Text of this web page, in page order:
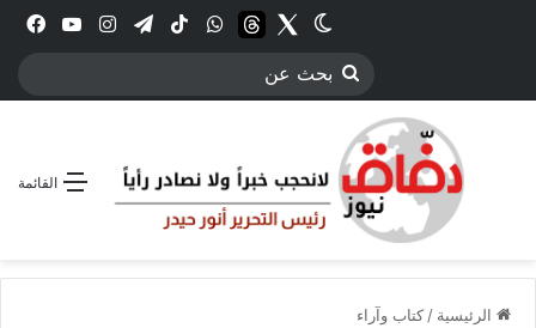
انستقرامتيلقرام‫TikTokواتسابthreadsTwitter
الوضع المظلم
بحث
القائمة
الرئيسية /كتاب وآراء